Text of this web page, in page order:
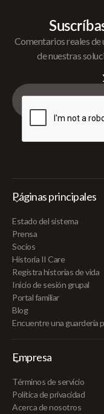
Comentarios reales de
de nuestras
Páginas principales
Estado del sistema
Prensa
Socios
Historia II Care
Registra historias de vida
Inicio de sesión grupal
Portal familiar
Blog
Encuentre una guardería
Empresa
Términos de servicio
Política de privacidad
Acerca de nosotros